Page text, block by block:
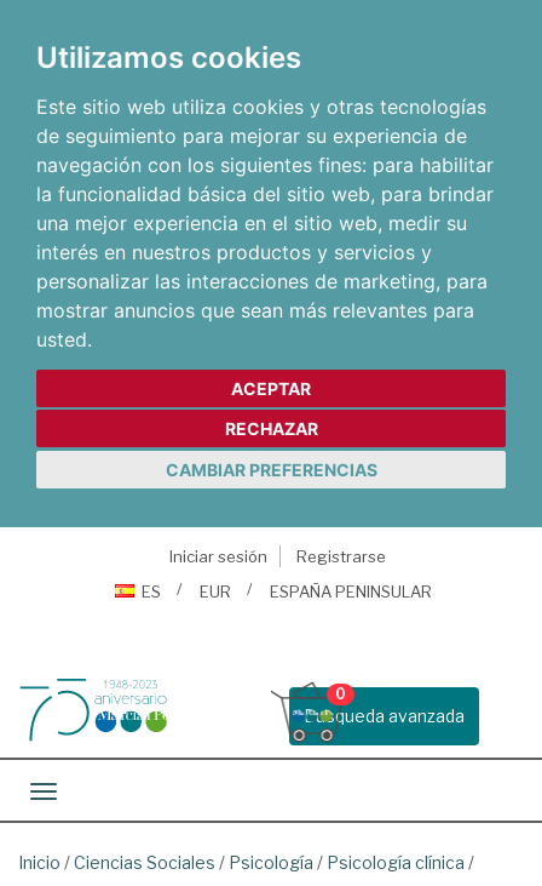
Utilizamos cookies
Este sitio web utiliza cookies y otras tecnologías
de seguimiento para mejorar su experiencia de
navegación con los siguientes fines: para habilitar
la funcionalidad básica del sitio web, para brindar
una mejor experiencia en el sitio web, medir su
interés en nuestros productos y servicios y
personalizar las interacciones de marketing, para
mostrar anuncios que sean más relevantes para
usted.
ACEPTAR
RECHAZAR
CAMBIAR PREFERENCIAS
Iniciar sesión
Registrarse
ES
EUR ESPAÑA PENINSULAR
Busqueda avanzada
0
Toggle navigation
Inicio /Ciencias Sociales / Psicología / Psicología clínica /